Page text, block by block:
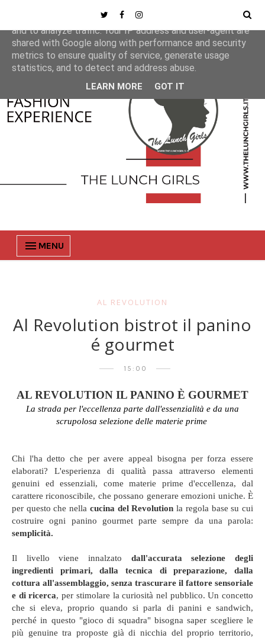
MENU
AL REVOLUTION
Al Revolution bistrot il panino
é gourmet
15:00
AL REVOLUTION IL PANINO È GOURMET
La strada per l'eccellenza parte dall'essenzialità e da una
scrupolosa selezione delle materie prime
Chi l'ha detto che per avere appeal bisogna per forza essere
elaborati? L'esperienza di qualità passa attraverso elementi
genuini ed essenziali, come materie prime d'eccellenza, dal
carattere riconoscibile, che possano generare emozioni uniche. È
per questo che nella cucina del Revolution la regola base su cui
costruire ogni panino gourmet parte sempre da una parola:
semplicità.
Il livello viene innalzato dall'accurata selezione degli
ingredienti primari, dalla tecnica di preparazione, dalla
cottura all'assemblaggio, senza trascurare il fattore sensoriale
e di ricerca, per stimolare la curiosità nel pubblico. Un concetto
che si eleva, proprio quando si parla di panini e sandwich,
perché in questo "gioco di squadra" bisogna saper scegliere le
più genuine tra proposte già di nicchia del proprio territorio,
This site uses cookies from Google to deliver its services
and to analyze traffic. Your IP address and user-agent are
shared with Google along with performance and security
metrics to ensure quality of service, generate usage
statistics, and to detect and address abuse.
LEARN MORE GOT IT